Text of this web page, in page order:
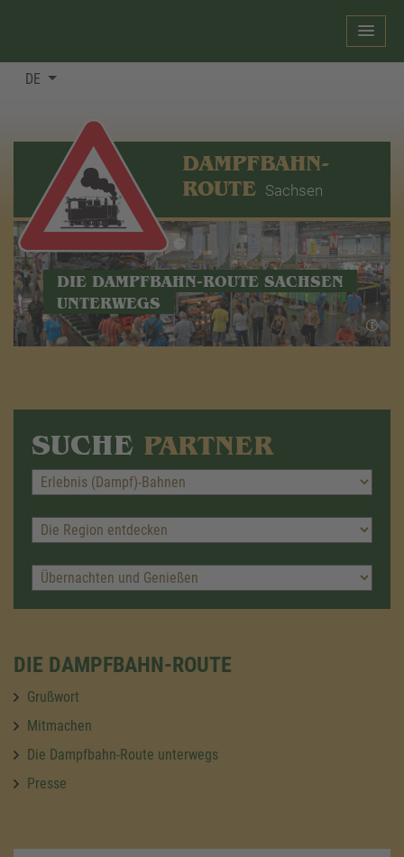
DE
DAMPFBAHN-
ROUTE Sachsen
DIE DAMPFBAHN-ROUTE SACHSEN
UNTERWEGS
SUCHE PARTNER
DIE DAMPFBAHN-ROUTE
Grußwort
Mitmachen
Die Dampfbahn-Route unterwegs
Presse